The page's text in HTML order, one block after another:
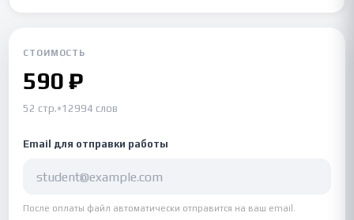
СТОИМОСТЬ
590 ₽
52 стр.•12994 слов
Email для отправки работы
После оплаты файл автоматически отправится на ваш email.